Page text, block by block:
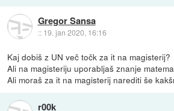
Gregor Sansa
:: 19. jan 2020, 16:16
Kaj dobiš z UN več točk za it na magisterij?
Ali na magisteriju uporabljaš znanje
Ali moraš za it na magisterij narediti še
r00k